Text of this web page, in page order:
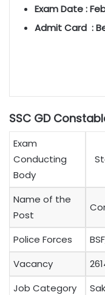
Exam Date :
Admit Card :
SSC GD
Exam
Conducting
Body
Name of the
Post
Police Forces
Vacancy
Job Category